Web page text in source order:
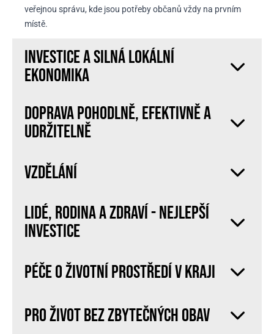
veřejnou správu, kde jsou potřeby občanů vždy na prvním
místě.
INVESTICE A SILNÁ LOKÁLNÍ
EKONOMIKA
DOPRAVA POHODLNĚ, EFEKTIVNĚ A
UDRŽITELNĚ
VZDĚLÁNÍ
LIDÉ, RODINA A ZDRAVÍ - NEJLEPŠÍ
INVESTICE
PÉČE O ŽIVOTNÍ PROSTŘEDÍ V KRAJI
PRO ŽIVOT BEZ ZBYTEČNÝCH OBAV